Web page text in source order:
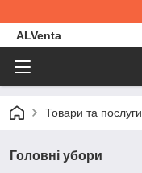
ALVenta
Товари та послуги
Головні убори